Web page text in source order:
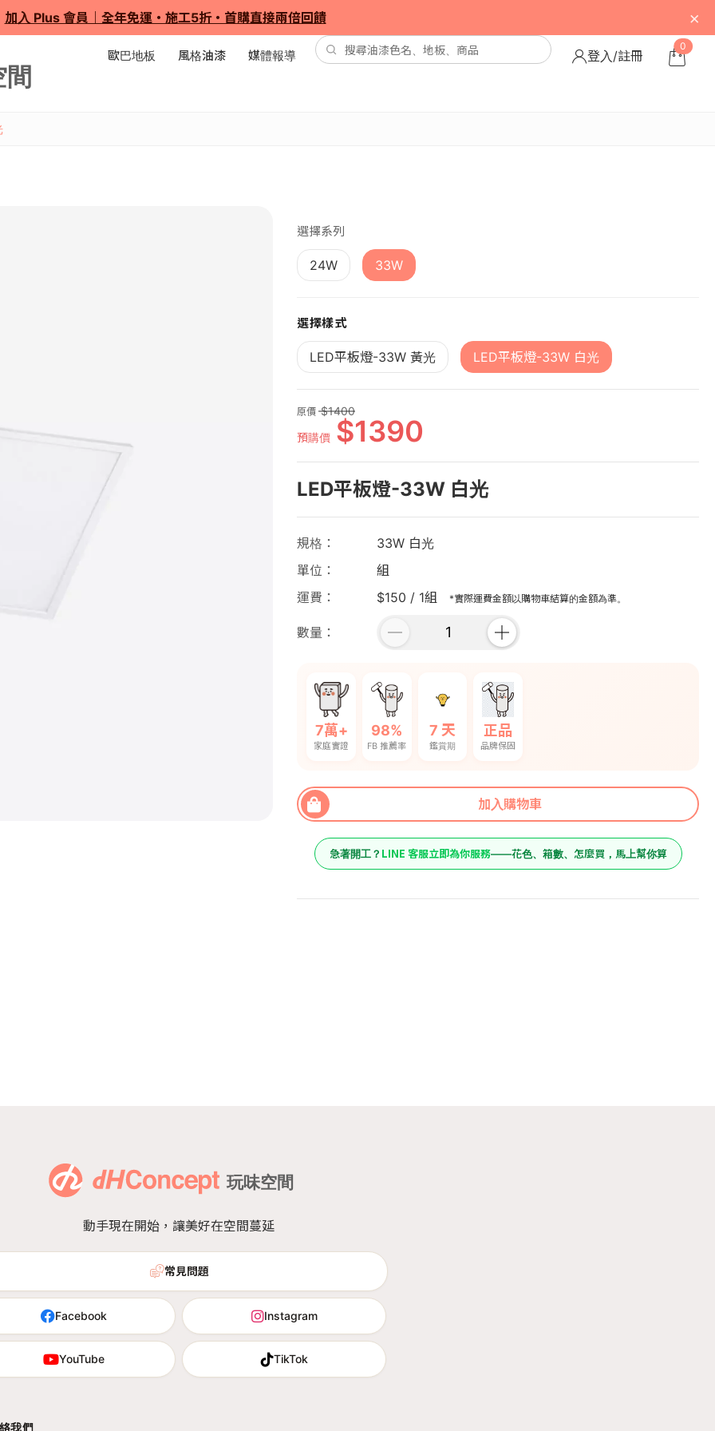
加入 Plus 會員｜全年免運・施工5折・首購直接兩倍回饋 ×
歐巴地板 風格油漆 媒體報導 登入/註冊
0
選擇系列
24W 33W
選擇樣式
LED平板燈-33W 黃光 LED平板燈-33W 白光
原價
1400
預購價
1390
LED平板燈-33W 白光
規格
33W 白光
單位
組
運費
$150 / 1組 *實際運費金額以購物車結算的金額為準。
數量
7萬+
家庭實證
98%
FB 推薦率
7 天
鑑賞期
正品
品牌保固
加入購物車
急著開工？ LINE 客服立即為你服務——花色、箱數、怎麼買，馬上幫你算
1390
動手現在開始，讓美好在空間蔓延
常見問題
Facebook Instagram
YouTube TikTok
我們